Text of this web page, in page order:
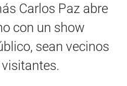
Carlos Paz abre
con un show
sean vecinos